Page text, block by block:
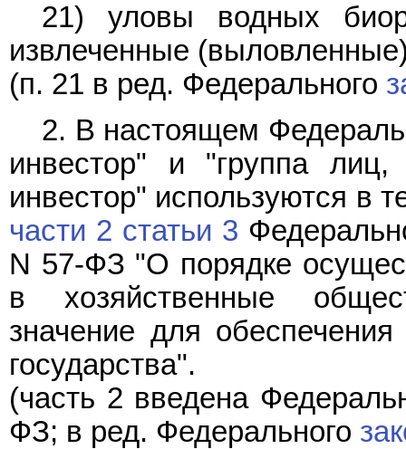
21) уловы водных
извлеченные
(п. 21 в ред. Федерального
2. В настоящем
инвестор" и "группа
инвестор" используются в
части 2 статьи 3
N 57-ФЗ "О порядке
в хозяйственные
значение для
государства".
(часть 2 введена
ФЗ; в ред. Федерального